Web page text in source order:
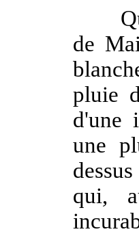
de
pluie
d'une
une
qui,